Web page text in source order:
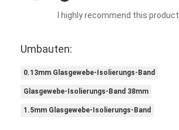
I highly recommend this product.
Umbauten:
0.13mm Glasgewebe-Isolierungs-Band
Glasgewebe-Isolierungs-Band 38mm
1.5mm Glasgewebe-Isolierungs-Band